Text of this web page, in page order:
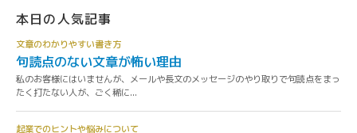
本日の人気記事